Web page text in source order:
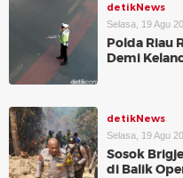
detikNews
Selasa, 19 Agu
Polda Riau
Demi
detikNews
Selasa, 19 Agu
Sosok
di Balik